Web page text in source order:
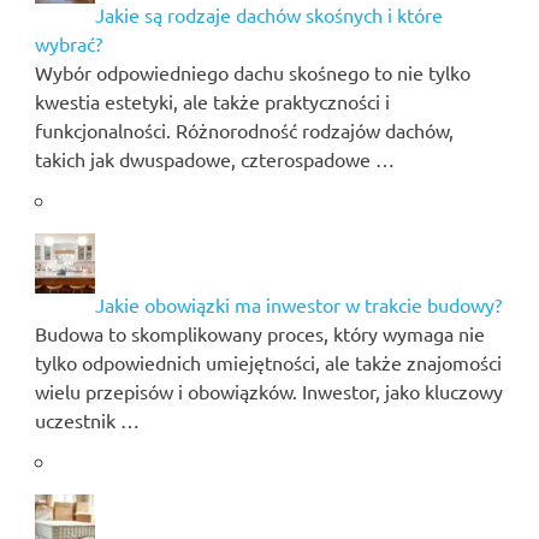
Jakie są rodzaje dachów skośnych i które
wybrać?
Wybór odpowiedniego dachu skośnego to nie tylko
kwestia estetyki, ale także praktyczności i
funkcjonalności. Różnorodność rodzajów dachów,
takich jak dwuspadowe, czterospadowe …
Jakie obowiązki ma inwestor w trakcie budowy?
Budowa to skomplikowany proces, który wymaga nie
tylko odpowiednich umiejętności, ale także znajomości
wielu przepisów i obowiązków. Inwestor, jako kluczowy
uczestnik …